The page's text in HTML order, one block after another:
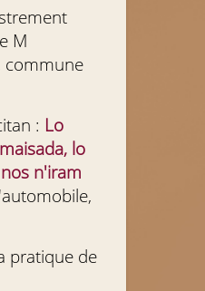
M
commune
: Lo
lo
n'iram
pratique de